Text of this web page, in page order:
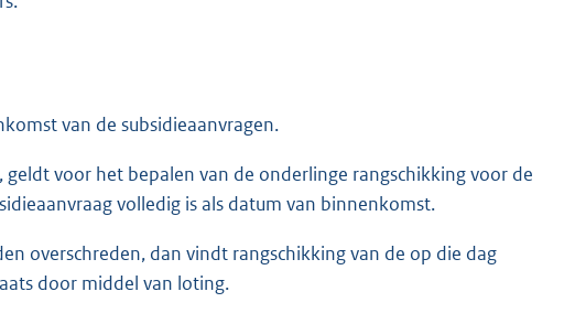
van de subsidieaanvragen.
voor het bepalen van de onderlinge rangschikking voor de
volledig is als datum van binnenkomst.
overschreden, dan vindt rangschikking van de op die dag
door middel van loting.